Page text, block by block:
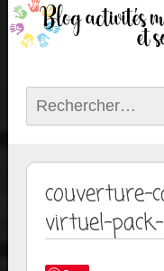
Rechercher :
couverture-
virtuel-